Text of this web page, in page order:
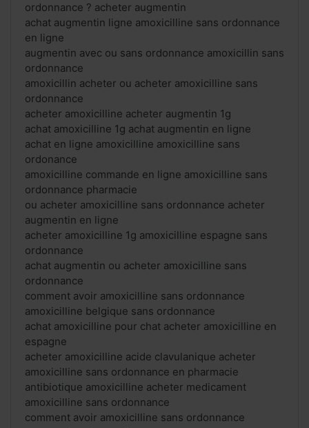
ordonnance ? acheter augmentin
achat augmentin ligne amoxicilline sans ordonnance
en ligne
augmentin avec ou sans ordonnance amoxicillin sans
ordonnance
amoxicillin acheter ou acheter amoxicilline sans
ordonnance
acheter amoxicilline acheter augmentin 1g
achat amoxicilline 1g achat augmentin en ligne
achat en ligne amoxicilline amoxicilline sans
ordonance
amoxicilline commande en ligne amoxicilline sans
ordonnance pharmacie
ou acheter amoxicilline sans ordonnance acheter
augmentin en ligne
acheter amoxicilline 1g amoxicilline espagne sans
ordonnance
achat augmentin ou acheter amoxicilline sans
ordonnance
comment avoir amoxicilline sans ordonnance
amoxicilline belgique sans ordonnance
achat amoxicilline pour chat acheter amoxicilline en
espagne
acheter amoxicilline acide clavulanique acheter
amoxicilline sans ordonnance en pharmacie
antibiotique amoxicilline acheter medicament
amoxicilline sans ordonnance
comment avoir amoxicilline sans ordonnance